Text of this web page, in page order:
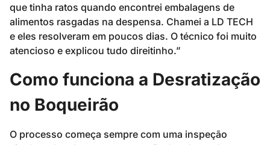
que tinha ratos quando encontrei embalagens de
alimentos rasgadas na despensa. Chamei a LD TECH
e eles resolveram em poucos dias. O técnico foi muito
atencioso e explicou tudo direitinho.”
Como funciona a Desratização
no Boqueirão
O processo começa sempre com uma inspeção